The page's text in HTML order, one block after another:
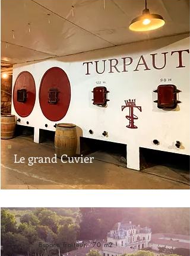
Le grand Cuvier
Espace Traiteur 70 m2